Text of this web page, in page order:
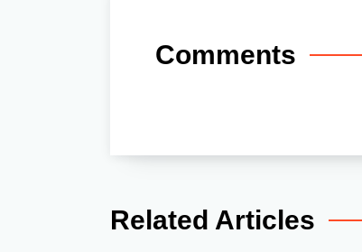
Comments
Related Articles